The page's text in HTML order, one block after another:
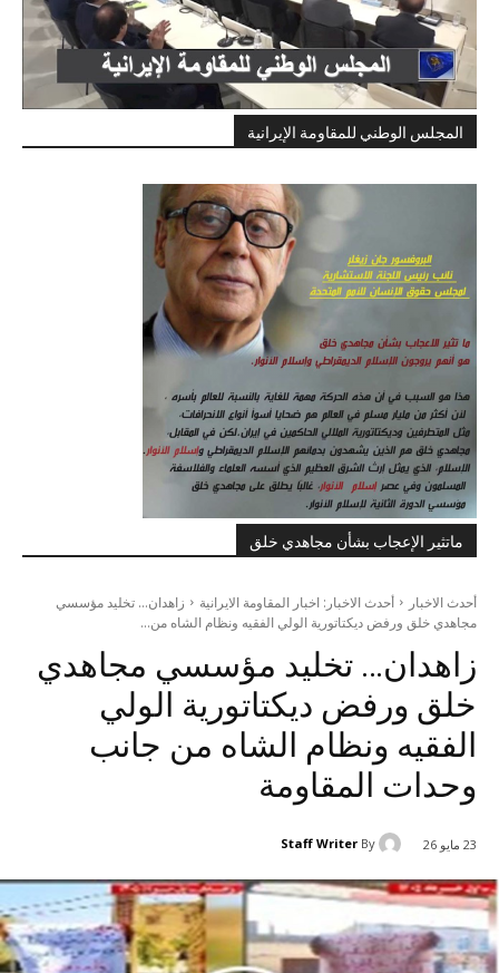
المجلس الوطني للمقاومة الإيرانية
ماتثير الإعجاب بشأن مجاهدي خلق
أحدث الاخبار أحدث الاخبار: اخبار المقاومة الايرانية
زاهدان... تخلید مؤسسي
مجاهدي خلق ورفض ديكتاتورية الولي الفقيه ونظام الشاه من...
زاهدان… تخلید مؤسسي مجاهدي
خلق ورفض ديكتاتورية الولي
الفقيه ونظام الشاه من جانب
وحدات المقاومة
23 مايو 26 By
Staff Writer